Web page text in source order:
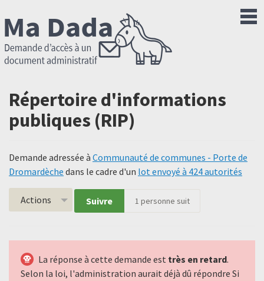
Répertoire d'informations
publiques (RIP)
Demande adressée à Communauté de communes - Porte de
Dromardèche dans le cadre d'un lot envoyé à 424 autorités
Actions Suivre 1 personne suit
La réponse à cette demande est très en retard.
Selon la loi, l'administration aurait déjà dû répondre Si